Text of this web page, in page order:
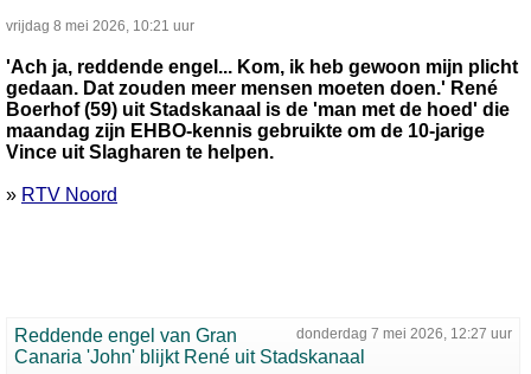
vrijdag 8 mei 2026, 10:21 uur
'Ach ja, reddende engel... Kom, ik heb gewoon mijn plicht
gedaan. Dat zouden meer mensen moeten doen.' René
Boerhof (59) uit Stadskanaal is de 'man met de hoed' die
maandag zijn EHBO-kennis gebruikte om de 10-jarige
Vince uit Slagharen te helpen.
» RTV Noord
donderdag 7 mei 2026, 12:27 uur
Reddende engel van Gran
Canaria 'John' blijkt René uit Stadskanaal